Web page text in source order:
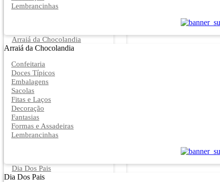
Lembrancinhas
Arraiá da Chocolandia
Arraiá da Chocolandia
Confeitaria
Doces Típicos
Embalagens
Sacolas
Fitas e Laços
Decoração
Fantasias
Formas e Assadeiras
Lembrancinhas
Dia Dos Pais
Dia Dos Pais